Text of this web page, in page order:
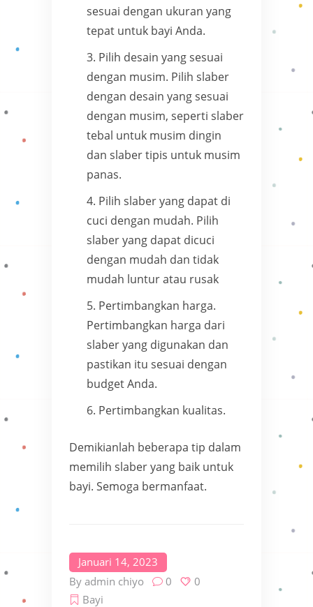
sesuai dengan ukuran yang
tepat untuk bayi Anda.
Pilih desain yang sesuai
dengan musim. Pilih slaber
dengan desain yang sesuai
dengan musim, seperti slaber
tebal untuk musim dingin
dan slaber tipis untuk musim
panas.
Pilih slaber yang dapat di
cuci dengan mudah. Pilih
slaber yang dapat dicuci
dengan mudah dan tidak
mudah luntur atau rusak
Pertimbangkan harga.
Pertimbangkan harga dari
slaber yang digunakan dan
pastikan itu sesuai dengan
budget Anda.
Pertimbangkan kualitas.
Demikianlah beberapa tip dalam
memilih slaber yang baik untuk
bayi. Semoga bermanfaat.
Januari 14, 2023
By admin chiyo 0
0
Bayi